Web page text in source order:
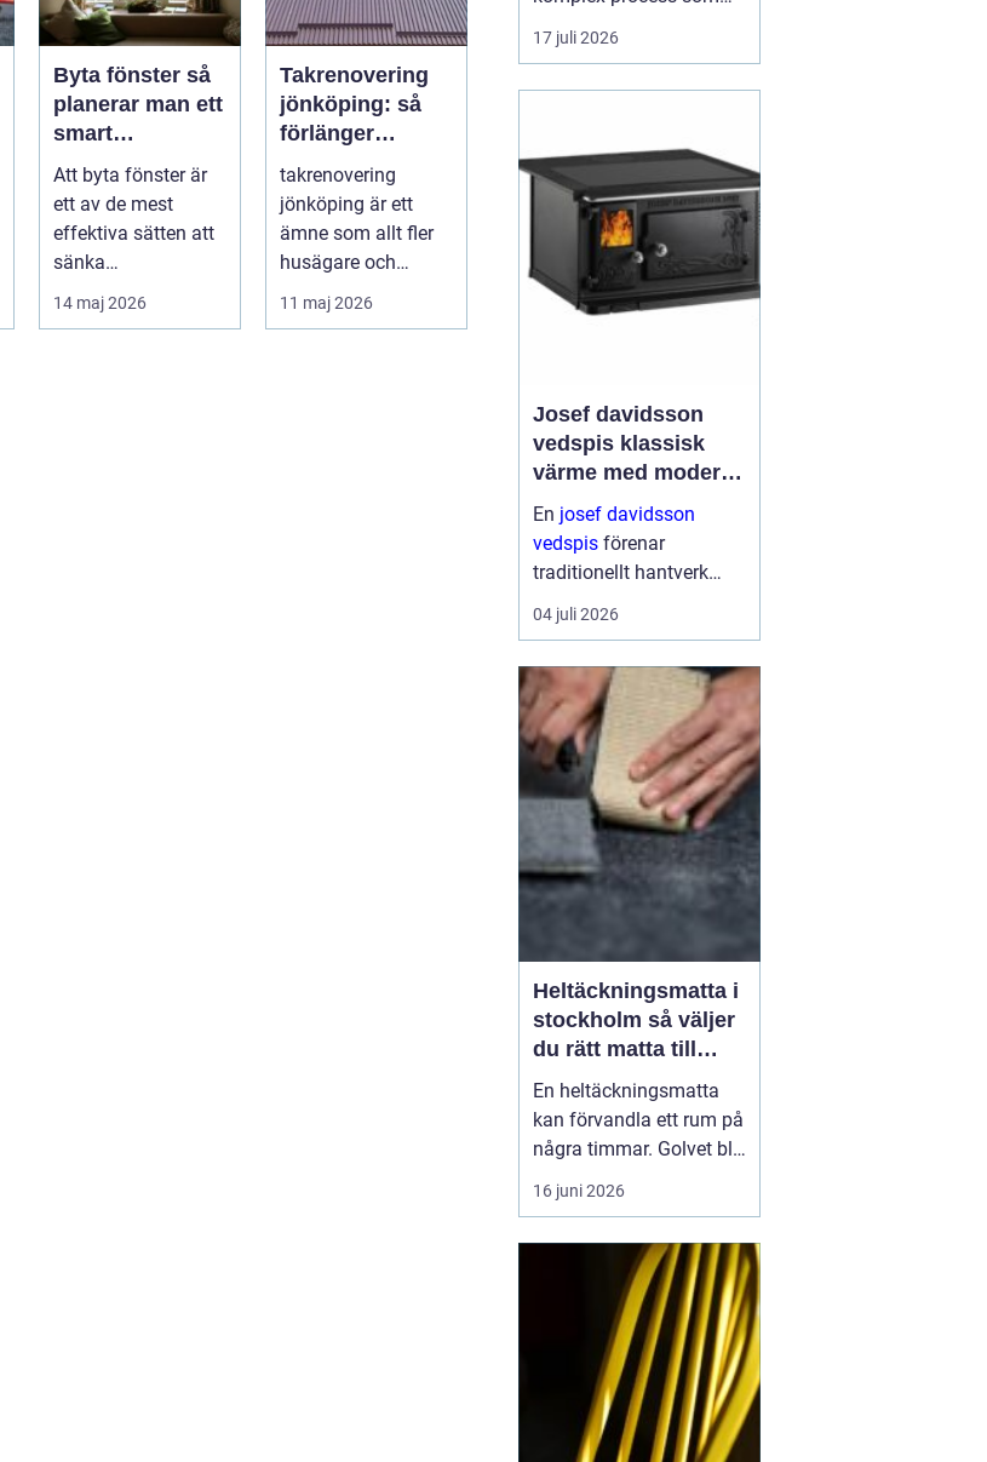
Byta fönster så
planerar man ett
smart
fönsterbyte
Att byta fönster är
ett av de mest
effektiva sätten att
sänka
energikostnader,
höja komforten och
14 maj 2026
Takrenovering
jönköping: så
förlänger
husägare
livslängden på
sina tak
takrenovering
jönköping är ett
ämne som allt fler
husägare och
fastighetsägare
intresserar sig för
11 maj 2026
innefattar att borra
genom sten och
av stabila fundament
för...
17 juli 2026
Josef davidsson
vedspis klassisk
värme med modern
funktion
En josef davidsson
vedspis förenar
traditionellt hantverk
med dagens krav på
effektiv, trygg och
uppvärmning. Många
uppskattar känslan av
en levande eld i köket,...
04 juli 2026
Heltäckningsmatta i
stockholm så väljer
du rätt matta till
hem och kontor
En heltäckningsmatta
kan förvandla ett rum på
några timmar. Golvet blir
mjukare, ljudnivån
sjunker och hela miljön
Stockholm syns trenden
tydligt både i hem och
på kontor. Samtidigt har
många kvar en gammal
bild av heltäckningsma...
16 juni 2026